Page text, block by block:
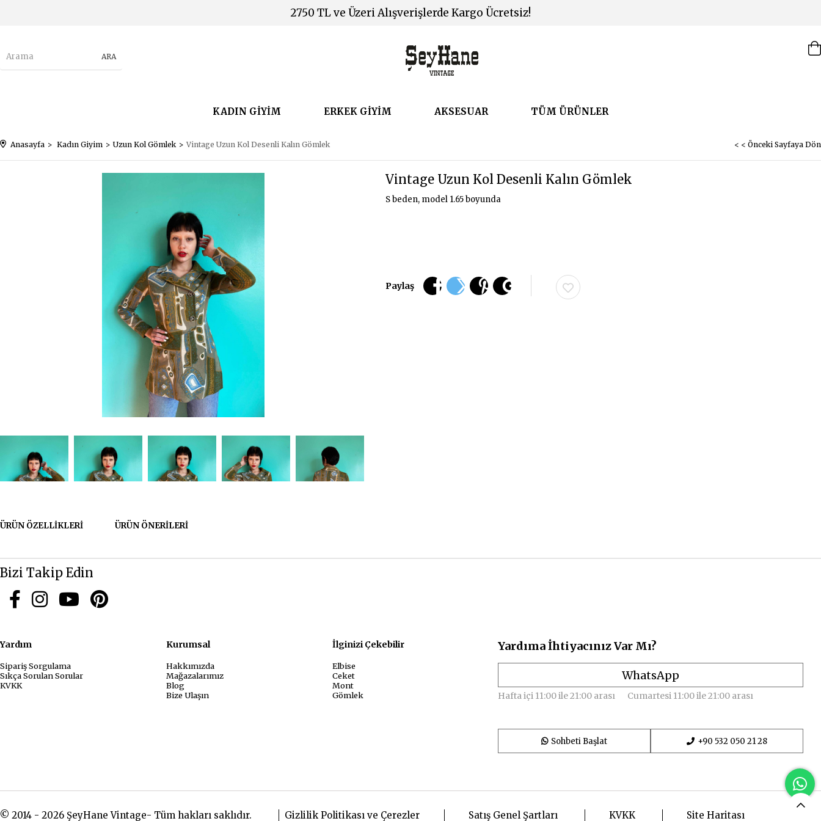
2750 TL ve Üzeri Alışverişlerde Kargo Ücretsiz!
KADIN GİYİM ERKEK GİYİM AKSESUAR TÜM ÜRÜNLER
Anasayfa Kadın Giyim Uzun Kol Gömlek Vintage Uzun Kol Desenli Kalın Gömlek < < Önceki Sayfaya Dön
Vintage Uzun Kol Desenli Kalın Gömlek
S beden, model 1.65 boyunda
Paylaş
ÜRÜN ÖZELLIKLERI ÜRÜN ÖNERILERI
Bizi Takip Edin
Yardım
Sipariş Sorgulama
Sıkça Sorulan Sorular
KVKK
Kurumsal
Hakkımızda
Mağazalarımız
Blog
Bize Ulaşın
İlginizi Çekebilir
Elbise
Ceket
Mont
Gömlek
Yardıma İhtiyacınız Var Mı?
WhatsApp
Hafta içi 11:00 ile 21:00 arası Cumartesi 11:00 ile 21:00 arası
Sohbeti Başlat +90 532 050 21 28
© 2014 - 2026 ŞeyHane Vintage- Tüm hakları saklıdır. Gizlilik Politikası ve Çerezler Satış Genel Şartları KVKK Site Haritası